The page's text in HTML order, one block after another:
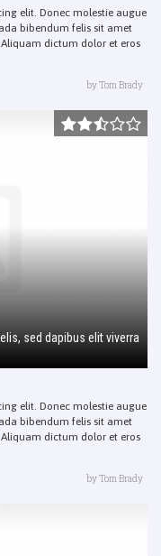
elit. Donec molestie augue
bibendum felis sit amet
dictum dolor et eros
byTom Brady
sed dapibus elit viverra
elit. Donec molestie augue
bibendum felis sit amet
dictum dolor et eros
byTom Brady